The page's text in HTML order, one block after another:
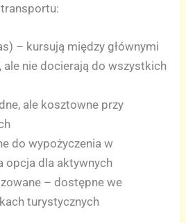
– kursują między głównymi
nie docierają do wszystkich
ale kosztowne przy
do wypożyczenia w
opcja dla aktywnych
– dostępne we
turystycznych